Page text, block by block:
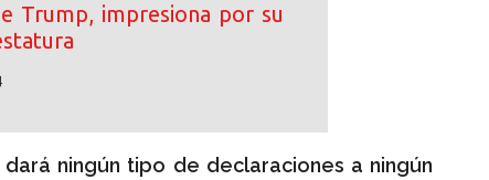
Trump, impresiona por su
ningún tipo de declaraciones a ningún